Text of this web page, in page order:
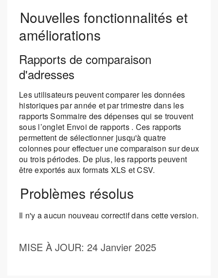
Nouvelles fonctionnalités et
améliorations
Rapports de comparaison
d'adresses
Les utilisateurs peuvent comparer les données
historiques par année et par trimestre dans les
rapports Sommaire des dépenses qui se trouvent
sous l’onglet Envoi de rapports . Ces rapports
permettent de sélectionner jusqu'à quatre
colonnes pour effectuer une comparaison sur deux
ou trois périodes. De plus, les rapports peuvent
être exportés aux formats XLS et CSV.
Problèmes résolus
Il n'y a aucun nouveau correctif dans cette version.
MISE À JOUR: 24 Janvier 2025